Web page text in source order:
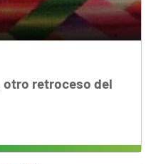
otro retroceso del